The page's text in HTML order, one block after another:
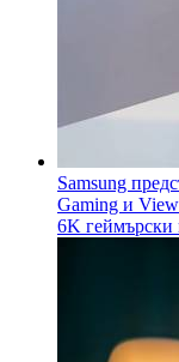
Samsung
Gaming и
6K геймърски